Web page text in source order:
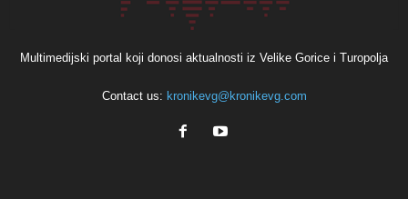
Multimedijski portal koji donosi aktualnosti iz Velike Gorice i Turopolja
Contact us: kronikevg@kronikevg.com